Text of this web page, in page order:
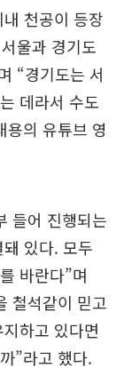
천공이 등장
울과 경기도
“경기도는 서
데라서 수도
용의 유튜브 영
들어 진행되는
있다. 모두
바란다”며
철석같이 믿고
하고 있다면
”라고 했다.